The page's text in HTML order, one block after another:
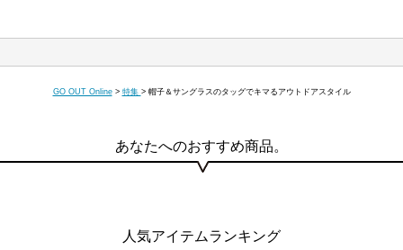
GO OUT Online > 特集 > 帽子＆サングラスのタッグでキマるアウトドアスタイル
あなたへのおすすめ商品。
人気アイテムランキング